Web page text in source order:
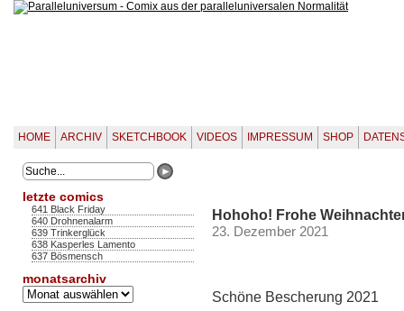
HOME ARCHIV SKETCHBOOK VIDEOS IMPRESSUM SHOP
letzte comics
641 Black Friday
640 Drohnenalarm
639 Trinkerglück
638 Kasperles Lamento
637 Bösmensch
monatsarchiv
Monatsarchiv
Hohoho! Frohe
23. Dezember 2021
Schöne Bescherung 2021